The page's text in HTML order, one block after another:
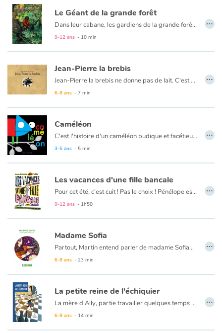
Le Géant de la grande forêt
Dans leur cabane, les gardiens de la grande forêt rêvaient depuis toujours d'avoir un enfant. En vain. Un matin, dans le pull quatre fois trop grand qu'elle tricotait pour oublier son chagrin, la femme découvrit un minuscule bébé, il tenait dans le creux d'une main. L'enfant ne voulait rien d'autre que manger. Après un repas de plusieurs heures, il finit par s'endormir. Au petit matin, les gardiens ne retrouvèrent pas le bébé qu'ils avaient couché dans le petit lit mais un petit garçon. En l'espace d'une nuit, il avait atteint la taille d'un enfant de deux ans...
9-12 ans - 10 min
…
Jean-Pierre la brebis
Jean-Pierre la brebis ne donne pas de lait. C'est ennuyeux. Jean-Pierre se sent comme une brebis ratée. Mais il sait aussi que le berger l'aime bien : ils partagent des histoires, sont ensemble durant la préparation du fromage et s'endorment côte à côte. Et une nuit, le loup menace le troupeau. Ni une, ni deux, Jean-Pierre part au péril de sa vie.
6-8 ans - 7 min
…
Caméléon
C'est l'histoire d'un caméléon pudique et facétieux.
3-5 ans - 5 min
…
Les vacances d'une fille bancale
Pour cet été, c’est cuit ! Pas le choix ! Pénélope est envoyée chez son oncle et sa tante, dans un « trou perdu », où elle aura pour seuls compagnons son cousin borné et sa cousine folle de fringues, de maquillage et de garçons ! L’horreur ! Et bien sûr, ils ne manqueront pas de se moquer d’elle et de sa démarche quelque peu… bancale. Elle les déteste ! Ces vacances vont être é-pou-van-tables ! Mais, Pénélope n’a prévu ni la rencontre avec le charmant Dylan, ni celle avec l’étrange Maya.
9-12 ans - 1h50
…
Madame Sofia
Partout, Martin entend parler de madame Sofia… Elle a retrouvé un singe échappé du zoo, connaissait le sexe du bébé de la voisine et prédit même les notes de sa copine Mathilde ! Dubitatif, Martin va chercher à démêler le vrai du faux !
6-8 ans - 23 min
…
La petite reine de l'échiquier
La mère d'Ally, partie travailler quelques temps à Paris, lui manque beaucoup. Heureusement, elle rend visite à ses grands-parents tous les week-ends, jusqu'au jour où elle découvre un trésor dans leur jardin : une pièce d'échec !
Cette prouesse remet en avant le travail des chercheurs dans le domaine de l'intelligence artificielle.
6-8 ans - 14 min
…